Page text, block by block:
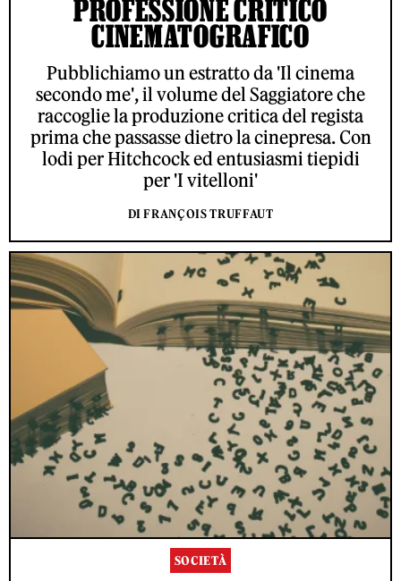
PROFESSIONE CRITICO
CINEMATOGRAFICO
Pubblichiamo un estratto da 'Il cinema
secondo me', il volume del Saggiatore che
raccoglie la produzione critica del regista
prima che passasse dietro la cinepresa. Con
lodi per Hitchcock ed entusiasmi tiepidi
per 'I vitelloni'
DI FRANÇOIS TRUFFAUT
SOCIETÀ